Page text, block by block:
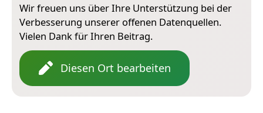
Wir freuen uns über Ihre Unterstützung bei der
Verbesserung unserer offenen Datenquellen.
Vielen Dank für Ihren Beitrag.
Diesen Ort bearbeiten